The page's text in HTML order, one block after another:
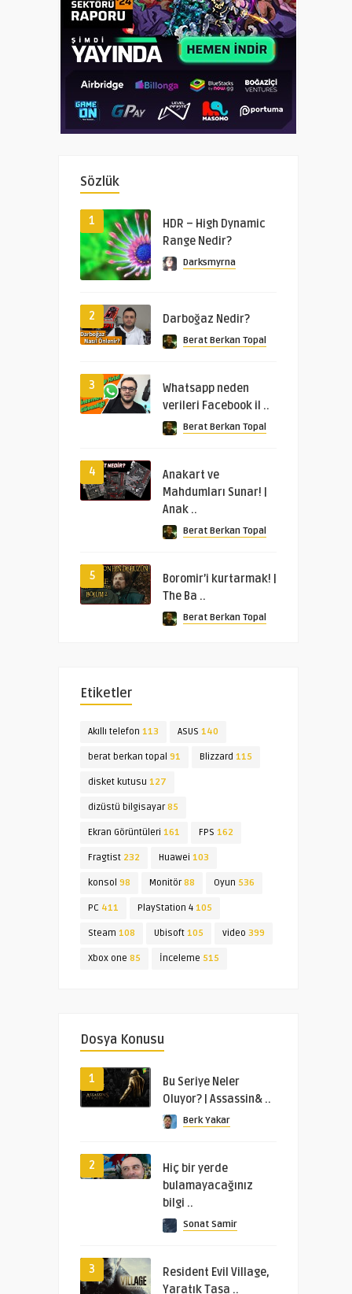
Sözlük
1
HDR – High Dynamic
Range Nedir?
Darksmyrna
2 Darboğaz Nedir?
Berat Berkan Topal
3
Whatsapp neden
verileri Facebook il ..
Berat Berkan Topal
4
Anakart ve
Mahdumları Sunar! |
Anak ..
Berat Berkan Topal
5
Boromir’i kurtarmak! |
The Ba ..
Berat Berkan Topal
Etiketler
Akıllı telefon 113 ASUS 140
berat berkan topal 91 Blizzard 115
disket kutusu 127
dizüstü bilgisayar85
Ekran Görüntüleri 161 FPS 162
Fragtist 232 Huawei 103
konsol 98 Monitör88 Oyun 536
PC 411 PlayStation 4 105
Steam 108 Ubisoft 105 video 399
Xbox one 85 İnceleme 515
Dosya Konusu
1
Bu Seriye Neler
Oluyor? | Assassin& ..
Berk Yakar
2
Hiç bir yerde
bulamayacağınız
bilgi ..
Sonat Samir
3
Resident Evil Village,
Yaratık Tasa ..